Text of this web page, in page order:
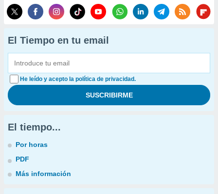
El Tiempo en tu email
He leído y acepto la política de privacidad.
El tiempo...
Por horas
PDF
Más información